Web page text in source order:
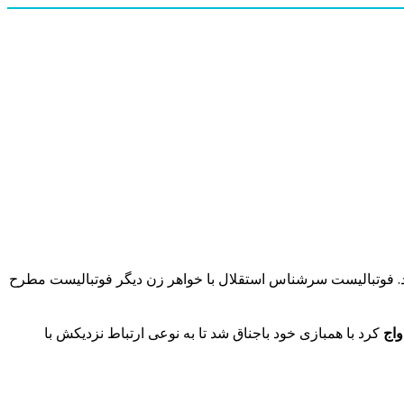
سرشناس استقلال با خواهر زن دیگر فوتبالیست مطرح
کرد با همبازی خود باجناق شد تا به نوعی ارتباط نزدیکش با